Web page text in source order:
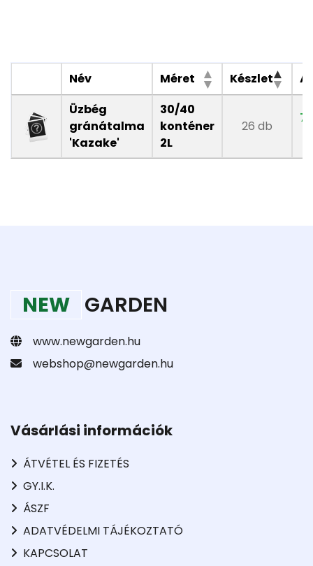
Név Méret Készlet
Ár
Üzbég
gránátalma
'Kazake'
30/40
konténer
2L
26 db
7
NEW GARDEN
www.newgarden.hu
webshop@newgarden.hu
Vásárlási információk
ÁTVÉTEL ÉS FIZETÉS
GY.I.K.
ÁSZF
ADATVÉDELMI TÁJÉKOZTATÓ
KAPCSOLAT